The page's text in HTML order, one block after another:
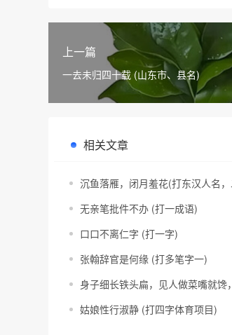
上一篇
一去未归四十载 (山东市、县名)
相关文章
沉鱼落雁，闭月羞花(打东汉人名
无亲笔批件不办 (打一成语)
口口不离仁字 (打一字)
张翰辞官是何缘 (打多笔字一)
身子细长铁头扁，见人做菜嘴就
姑娘性行淑静 (打四字体育项目)